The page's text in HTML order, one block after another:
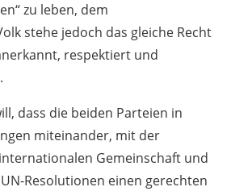
zu leben, dem
stehe jedoch das gleiche Recht
respektiert und
dass die beiden Parteien in
miteinander, mit der
Gemeinschaft und
Resolutionen einen gerechten